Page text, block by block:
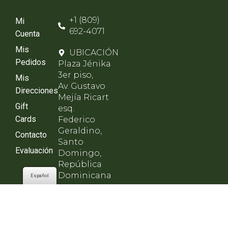
Mi
Cuenta
Mis
Pedidos
Mis
Direcciones
Gift
Cards
Contacto
Evaluación
+1 (809)
692-4071
UBICACIÓN
Plaza Jénika
3er piso,
Av. Gustavo
Mejía Ricart
esq.
Federico
Geraldino,
Santo
Domingo,
República
Dominicana
Español